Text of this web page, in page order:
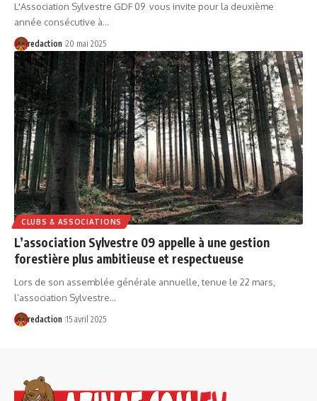
L'Association Sylvestre GDF 09 vous invite pour la deuxième
année consécutive à…
redaction 20 mai 2025
CLUBS & ASSOCIATIONS
L’association Sylvestre 09 appelle à une gestion
forestière plus ambitieuse et respectueuse
Lors de son assemblée générale annuelle, tenue le 22 mars,
l’association Sylvestre…
redaction 15 avril 2025